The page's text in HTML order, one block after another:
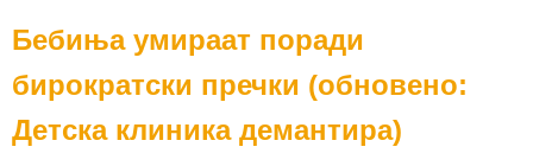
Бебиња умираат поради
бирократски пречки (обновено:
Детска клиника демантира)